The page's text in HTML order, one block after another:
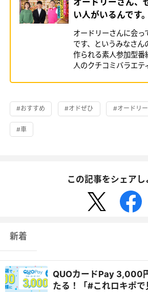
い人がいるんです。
オードリーさんに会っ
です、というみなさん
作られる素人参加型
人のクチコミバラエテ
#おすすめ #オドぜひ #オードリー
#車
この記事をシェアし
新着
QUOカードPay 3,000
たる！「#これロキポで